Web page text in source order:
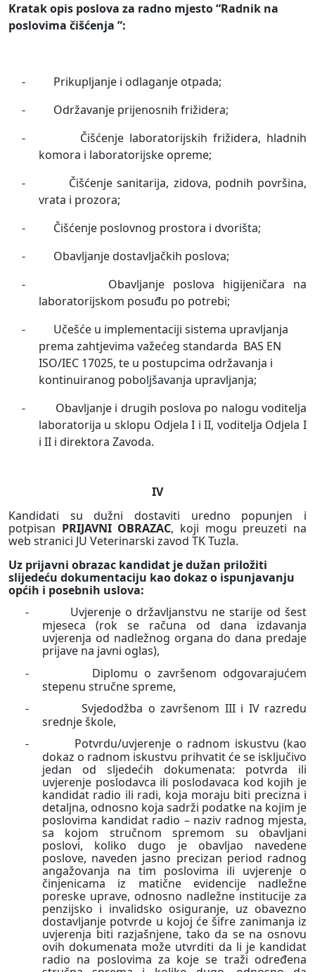
Kratak opis poslova za radno mjesto “Radnik na
poslovima čišćenja ”:
-
Prikupljanje i odlaganje otpada;
-
Održavanje prijenosnih frižidera;
-
Čišćenje laboratorijskih frižidera, hladnih
komora i laboratorijske opreme;
-
Čišćenje sanitarija, zidova, podnih površina,
vrata i prozora;
-
Čišćenje poslovnog prostora i dvorišta;
-
Obavljanje dostavljačkih poslova;
-
Obavljanje poslova higijeničara na
laboratorijskom posuđu po potrebi;
-
Učešće u implementaciji sistema upravljanja
prema zahtjevima važećeg standarda BAS EN
ISO/IEC 17025, te u postupcima održavanja i
kontinuiranog poboljšavanja upravljanja;
-
Obavljanje i drugih poslova po nalogu voditelja
laboratorija u sklopu Odjela I i II, voditelja Odjela I
i II i direktora Zavoda.
IV
Kandidati su dužni dostaviti uredno popunjen i
potpisan PRIJAVNI OBRAZAC, koji mogu preuzeti na
web stranici JU Veterinarski zavod TK Tuzla.
Uz prijavni obrazac kandidat je dužan priložiti
slijedeću dokumentaciju kao dokaz o ispunjavanju
općih i posebnih uslova:
-
Uvjerenje o državljanstvu ne starije od šest
mjeseca (rok se računa od dana izdavanja
uvjerenja od nadležnog organa do dana predaje
prijave na javni oglas),
-
Diplomu o završenom odgovarajućem
stepenu stručne spreme,
-
Svjedodžba o završenom III i IV razredu
srednje škole,
-
Potvrdu/uvjerenje o radnom iskustvu (kao
dokaz o radnom iskustvu prihvatit će se isključivo
jedan od sljedećih dokumenata: potvrda ili
uvjerenje poslodavca ili poslodavaca kod kojih je
kandidat radio ili radi, koja moraju biti precizna i
detaljna, odnosno koja sadrži podatke na kojim je
poslovima kandidat radio – naziv radnog mjesta,
sa kojom stručnom spremom su obavljani
poslovi, koliko dugo je obavljao navedene
poslove, naveden jasno precizan period radnog
angažovanja na tim poslovima ili uvjerenje o
činjenicama iz matične evidencije nadležne
poreske uprave, odnosno nadležne institucije za
penzijsko i invalidsko osiguranje, uz obavezno
dostavljanje potvrde u kojoj će šifre zanimanja iz
uvjerenja biti razjašnjene, tako da se na osnovu
ovih dokumenata može utvrditi da li je kandidat
radio na poslovima za koje se traži određena